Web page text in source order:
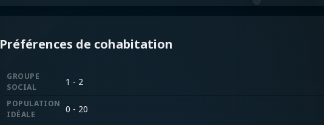
Préférences de cohabitation
GROUPE
SOCIAL
1 - 2
POPULATION
IDÉALE
0 - 20